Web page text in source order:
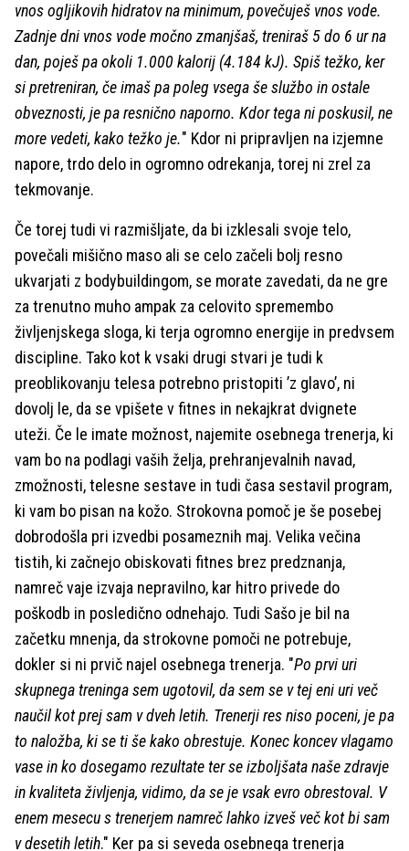
vnos ogljikovih hidratov na minimum, povečuješ vnos vode.
Zadnje dni vnos vode močno zmanjšaš, treniraš 5 do 6 ur na
dan, poješ pa okoli 1.000 kalorij (4.184 kJ). Spiš težko, ker
si pretreniran, če imaš pa poleg vsega še službo in ostale
obveznosti, je pa resnično naporno. Kdor tega ni poskusil, ne
more vedeti, kako težko je." Kdor ni pripravljen na izjemne
napore, trdo delo in ogromno odrekanja, torej ni zrel za
tekmovanje.
Če torej tudi vi razmišljate, da bi izklesali svoje telo,
povečali mišično maso ali se celo začeli bolj resno
ukvarjati z bodybuildingom, se morate zavedati, da ne gre
za trenutno muho ampak za celovito spremembo
življenjskega sloga, ki terja ogromno energije in predvsem
discipline. Tako kot k vsaki drugi stvari je tudi k
preoblikovanju telesa potrebno pristopiti ’z glavo’, ni
dovolj le, da se vpišete v fitnes in nekajkrat dvignete
uteži. Če le imate možnost, najemite osebnega trenerja, ki
vam bo na podlagi vaših želja, prehranjevalnih navad,
zmožnosti, telesne sestave in tudi časa sestavil program,
ki vam bo pisan na kožo. Strokovna pomoč je še posebej
dobrodošla pri izvedbi posameznih maj. Velika večina
tistih, ki začnejo obiskovati fitnes brez predznanja,
namreč vaje izvaja nepravilno, kar hitro privede do
poškodb in posledično odnehajo. Tudi Sašo je bil na
začetku mnenja, da strokovne pomoči ne potrebuje,
dokler si ni prvič najel osebnega trenerja. "Po prvi uri
skupnega treninga sem ugotovil, da sem se v tej eni uri več
naučil kot prej sam v dveh letih. Trenerji res niso poceni, je pa
to naložba, ki se ti še kako obrestuje. Konec koncev vlagamo
vase in ko dosegamo rezultate ter se izboljšata naše zdravje
in kvaliteta življenja, vidimo, da se je vsak evro obrestoval. V
enem mesecu s trenerjem namreč lahko izveš več kot bi sam
v desetih letih." Ker pa si seveda osebnega trenerja